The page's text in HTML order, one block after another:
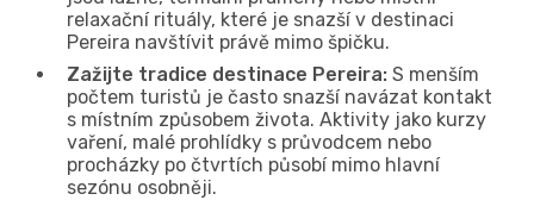
relaxační rituály, které je snazší v destinaci
Pereira navštívit právě mimo špičku.
Zažijte tradice destinace Pereira: S menším
počtem turistů je často snazší navázat kontakt
s místním způsobem života. Aktivity jako kurzy
vaření, malé prohlídky s průvodcem nebo
procházky po čtvrtích působí mimo hlavní
sezónu osobněji.